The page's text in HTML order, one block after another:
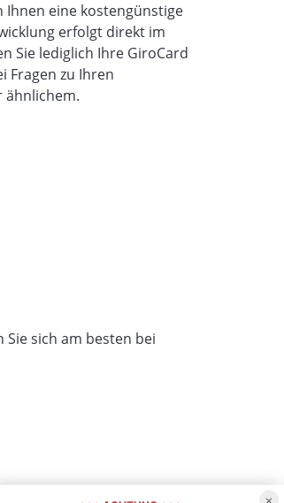
eine kostengünstige
erfolgt direkt im
Sie lediglich Ihre GiroCard
Fragen zu Ihren
ähnlichem.
sich am besten bei
×